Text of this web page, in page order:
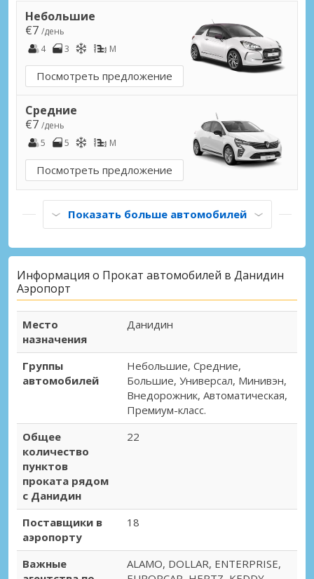
Небольшие
€7 /день
4
3 M
Посмотреть предложение
Средние
€7 /день
5
5 M
Посмотреть предложение
Показать больше автомобилей
Информация о Прокат автомобилей в Данидин
Аэропорт
Место
назначения
Данидин
Группы
автомобилей
Небольшие, Средние,
Большие, Универсал, Минивэн,
Внедорожник, Автоматическая,
Премиум-класс.
Общее
количество
пунктов
проката рядом
с Данидин
22
Поставщики в
аэропорту
18
Важные
ALAMO, DOLLAR, ENTERPRISE,